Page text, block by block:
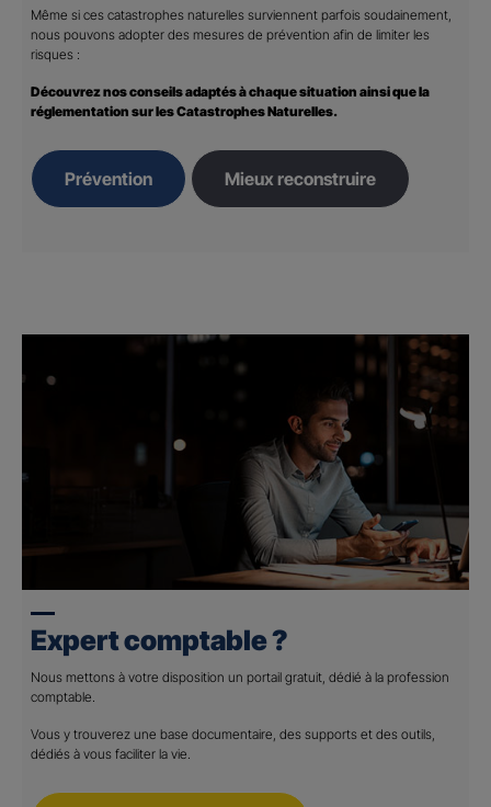
Même si ces catastrophes naturelles surviennent parfois soudainement,
nous pouvons adopter des mesures de prévention afin de limiter les
risques :
Découvrez nos conseils adaptés à chaque situation ainsi que la
réglementation sur les Catastrophes Naturelles.
Prévention Mieux reconstruire
Expert comptable ?
Nous mettons à votre disposition un portail gratuit, dédié à la profession
comptable.
Vous y trouverez une base documentaire, des supports et des outils,
dédiés à vous faciliter la vie.